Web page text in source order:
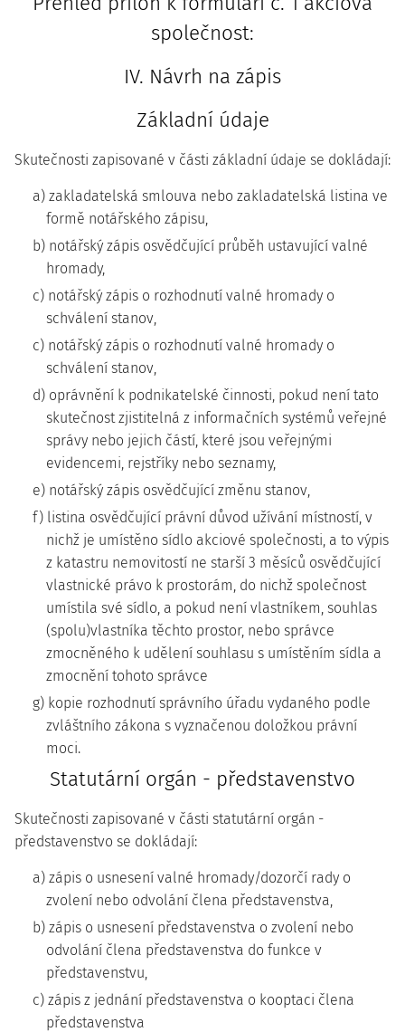
společnost:
IV. Návrh na zápis
Základní údaje
Skutečnosti zapisované v části základní údaje se dokládají:
a) zakladatelská smlouva nebo zakladatelská listina ve
formě notářského zápisu,
b) notářský zápis osvědčující průběh ustavující valné
hromady,
c) notářský zápis o rozhodnutí valné hromady o
schválení stanov,
c) notářský zápis o rozhodnutí valné hromady o
schválení stanov,
d) oprávnění k podnikatelské činnosti, pokud není tato
skutečnost zjistitelná z informačních systémů veřejné
správy nebo jejich částí, které jsou veřejnými
evidencemi, rejstříky nebo seznamy,
e) notářský zápis osvědčující změnu stanov,
f) listina osvědčující právní důvod užívání místností, v
nichž je umístěno sídlo akciové společnosti, a to výpis
z katastru nemovitostí ne starší 3 měsíců osvědčující
vlastnické právo k prostorám, do nichž společnost
umístila své sídlo, a pokud není vlastníkem, souhlas
(spolu)vlastníka těchto prostor, nebo správce
zmocněného k udělení souhlasu s umístěním sídla a
zmocnění tohoto správce
g) kopie rozhodnutí správního úřadu vydaného podle
zvláštního zákona s vyznačenou doložkou právní
moci.
Statutární orgán - představenstvo
Skutečnosti zapisované v části statutární orgán -
představenstvo se dokládají:
a) zápis o usnesení valné hromady/dozorčí rady o
zvolení nebo odvolání člena představenstva,
b) zápis o usnesení představenstva o zvolení nebo
odvolání člena představenstva do funkce v
představenstvu,
c) zápis z jednání představenstva o kooptaci člena
představenstva